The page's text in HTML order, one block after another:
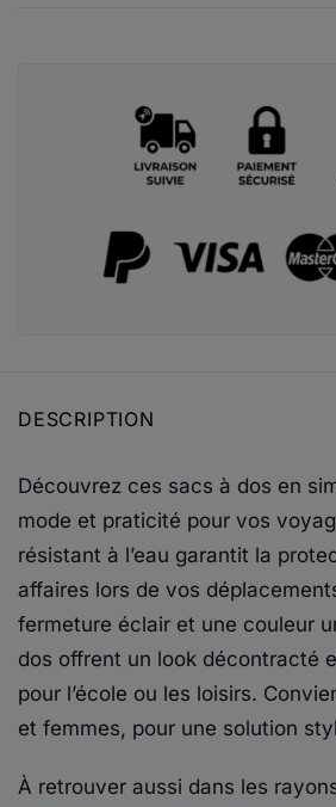
DESCRIPTION
Découvrez ces sacs à dos en
mode et praticité pour vos
résistant à l’eau garantit la
affaires lors de vos
fermeture éclair et une couleur
dos offrent un look décontracté
pour l’école ou les loisirs.
et femmes, pour une solution
À retrouver aussi dans les